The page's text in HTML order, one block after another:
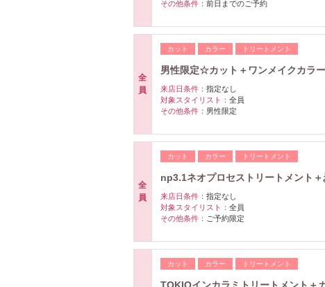
その他条件： 前日までのご予約
全
員
カット カラー トリートメント
男性限定☆カット＋ワンメイクカラ
来店日条件： 指定なし
対象スタイリスト： 全員
その他条件： 男性限定
全
員
カット カラー トリートメント
np3.1ネオプロセストリートメント
来店日条件： 指定なし
対象スタイリスト： 全員
その他条件： ご予約限定
カット カラー トリートメント